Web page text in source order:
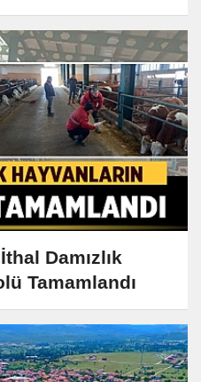
Damızlık
Tamamlandı